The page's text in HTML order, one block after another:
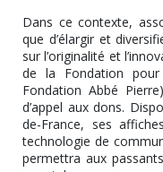
Dans ce contexte,
que d’élargir et
sur l’originalité et
de la Fondation
Fondation Abbé
d’appel aux dons.
de-France, ses
technologie de
permettra aux